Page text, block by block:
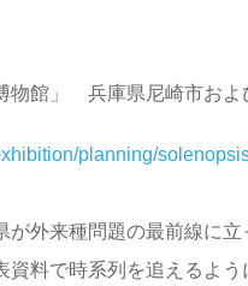
物館」 兵庫県尼崎市お
planning/
が外来種問題の最前線に
資料で時系列を追えるよ